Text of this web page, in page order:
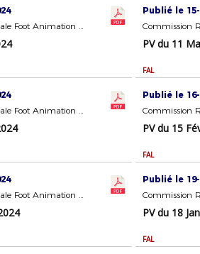
Commission Régionale Foot Animation Loisir (FAL)
Publié le 15-
PV du 11
FAL
Commission Régionale Foot Animation Loisir (FAL)
Publié le 16-
PV du 15
FAL
Commission Régionale Foot Animation Loisir (FAL)
Publié le 19-
PV du 18
FAL